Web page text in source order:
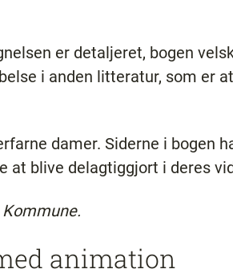
er detaljeret, bogen
i anden litteratur, som er
damer. Siderne i bogen
at blive delagtiggjort i deres
animation